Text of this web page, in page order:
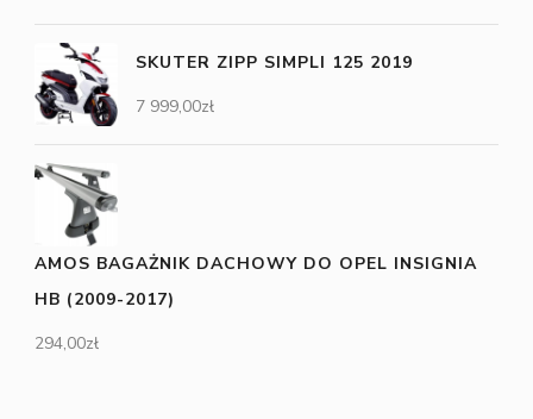
SKUTER ZIPP SIMPLI 125 2019
7 999,00zł
AMOS BAGAŻNIK DACHOWY DO OPEL INSIGNIA
HB (2009-2017)
294,00zł